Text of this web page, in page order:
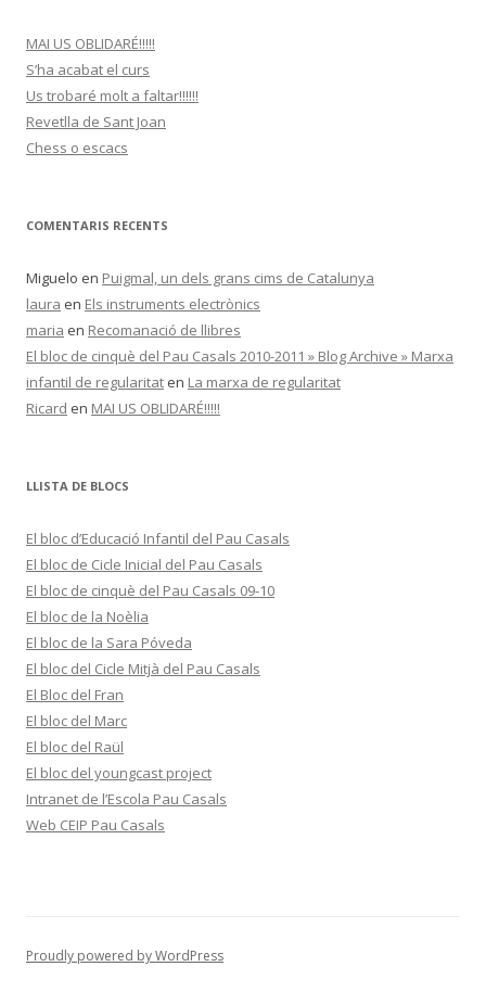
MAI US OBLIDARÉ!!!!!
S’ha acabat el curs
Us trobaré molt a faltar!!!!!!
Revetlla de Sant Joan
Chess o escacs
COMENTARIS RECENTS
Miguelo en Puigmal, un dels grans cims de Catalunya
laura en Els instruments electrònics
maria en Recomanació de llibres
El bloc de cinquè del Pau Casals 2010-2011 » Blog Archive » Marxa
infantil de regularitat en La marxa de regularitat
Ricard en MAI US OBLIDARÉ!!!!!
LLISTA DE BLOCS
El bloc d’Educació Infantil del Pau Casals
El bloc de Cicle Inicial del Pau Casals
El bloc de cinquè del Pau Casals 09-10
El bloc de la Noèlia
El bloc de la Sara Póveda
El bloc del Cicle Mitjà del Pau Casals
El Bloc del Fran
El bloc del Marc
El bloc del Raül
El bloc del youngcast project
Intranet de l’Escola Pau Casals
Web CEIP Pau Casals
Proudly powered by WordPress